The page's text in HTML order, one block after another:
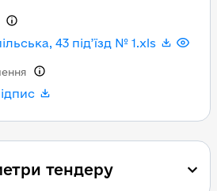
43 під’їзд № 1.xls
тендеру